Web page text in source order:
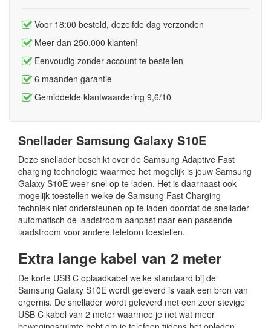
Voor 18:00 besteld, dezelfde dag verzonden
Meer dan 250.000 klanten!
Eenvoudig zonder account te bestellen
6 maanden garantie
Gemiddelde klantwaardering 9,6/10
Snellader Samsung Galaxy S10E
Deze snellader beschikt over de Samsung Adaptive Fast
charging technologie waarmee het mogelijk is jouw Samsung
Galaxy S10E weer snel op te laden. Het is daarnaast ook
mogelijk toestellen welke de Samsung Fast Charging
techniek niet ondersteunen op te laden doordat de snellader
automatisch de laadstroom aanpast naar een passende
laadstroom voor andere telefoon toestellen.
Extra lange kabel van 2 meter
De korte USB C oplaadkabel welke standaard bij de
Samsung Galaxy S10E wordt geleverd is vaak een bron van
ergernis. De snellader wordt geleverd met een zeer stevige
USB C kabel van 2 meter waarmee je net wat meer